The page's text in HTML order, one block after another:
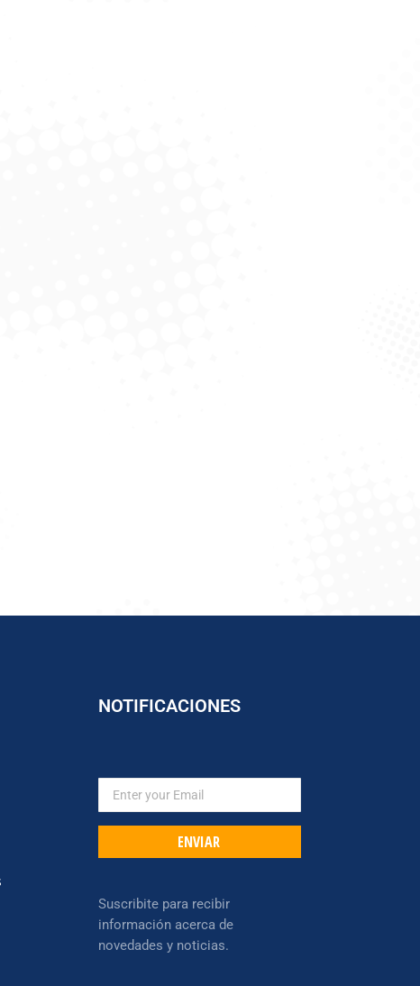
NOTIFICACIONES
ENVIAR
Suscribite para recibir
información acerca de
novedades y noticias.